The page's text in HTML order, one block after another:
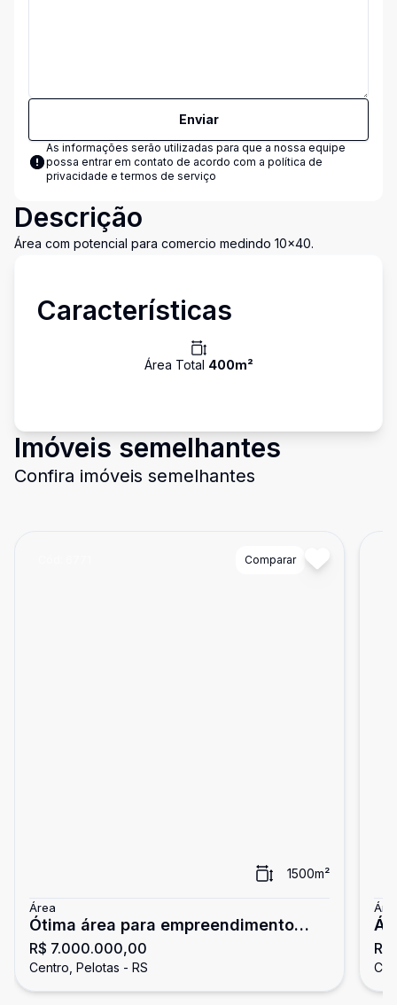
Enviar
As informações serão utilizadas para que a nossa equipe
possa entrar em contato de acordo com a política de
privacidade e termos de serviço
Descrição
Área com potencial para comercio medindo 10x40.
Características
Área Total 400m²
Imóveis semelhantes
Confira imóveis semelhantes
Comparar
1500m²
Área
Ótima área para empreendimento
comercial
R$ 7.000.000,00
Centro, Pelotas - RS